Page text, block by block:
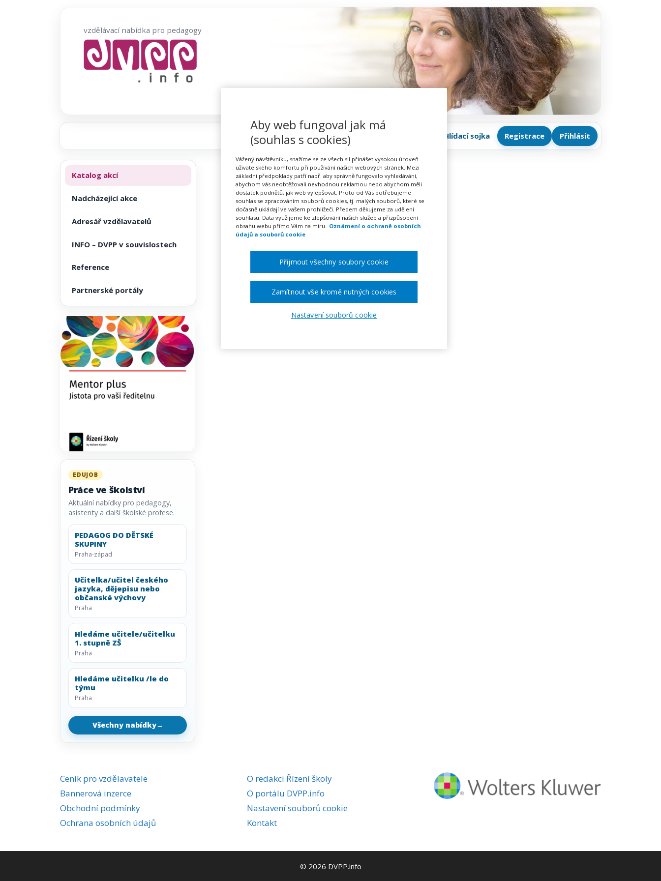
vzdělávací nabídka pro pedagogy
Hlídací sojka Registrace Přihlásit
Požadovaná akce nebyla nalezena.
Katalog akcí
Nadcházející akce
Adresář vzdělavatelů
INFO – DVPP v souvislostech
Reference
Partnerské portály
EDUJOB
Práce ve školství
Aktuální nabídky pro pedagogy,
asistenty a další školské profese.
PEDAGOG DO DĚTSKÉ
SKUPINY
Praha-západ
Učitelka/učitel českého
jazyka, dějepisu nebo
občanské výchovy
Praha
Hledáme učitele/učitelku
1. stupně ZŠ
Praha
Hledáme učitelku /le do
týmu
Praha
Všechny nabídky→
Ceník pro vzdělavatele
Bannerová inzerce
Obchodní podmínky
Ochrana osobních údajů
O redakci Řízení školy
O portálu DVPP.info
Nastavení souborů cookie
Kontakt
© 2026 DVPP.info
Aby web fungoval jak má
(souhlas s cookies)
Vážený návštěvníku, snažíme se ze všech sil přinášet vysokou úroveň
uživatelského komfortu při používání našich webových stránek. Mezi
základní předpoklady patří např. aby správně fungovalo vyhledávání,
abychom vás neobtěžovali nevhodnou reklamou nebo abychom měli
dostatek podnětů, jak web vylepšovat. Proto od Vás potřebujeme
souhlas se zpracováním souborů cookies, tj. malých souborů, které se
dočasně ukládají ve vašem prohlížeči. Předem děkujeme za udělení
souhlasu. Data využijeme ke zlepšování našich služeb a přizpůsobení
obsahu webu přímo Vám na míru. Oznámení o ochraně osobních
údajů a souborů cookie
Nastavení souborů cookie
Zamítnout vše kromě nutných cookies
Přijmout všechny soubory cookie